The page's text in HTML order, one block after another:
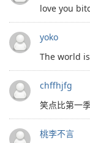
love you
yoko
The world
chffhjfg
笑点比第一
桃李不言